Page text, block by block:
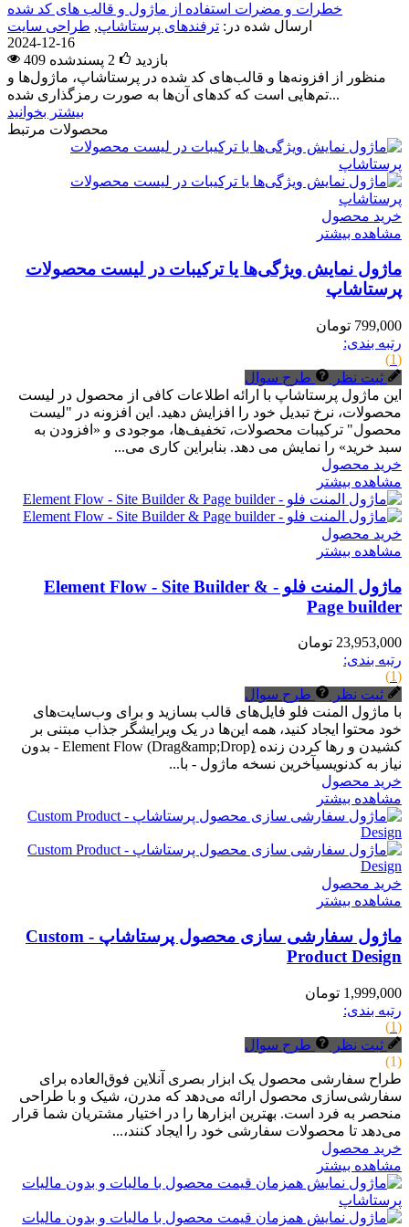
خطرات و مضرات استفاده از ماژول و قالب های کد شده
ارسال شده در: ترفندهای پرستاشاپ, طراحی سایت
2024-12-16
409 بازدید
2 پسندشده
منظور از افزونه‌ها و قالب‌های کد شده در پرستاشاپ، ماژول‌ها و
تم‌هایی است که کدهای آن‌ها به صورت رمزگذاری شده...
بیشتر بخوانید
محصولات مرتبط
خرید محصول
مشاهده بیشتر
ماژول نمایش ویژگی‌ها یا ترکیبات در لیست محصولات
پرستاشاپ
799,000 تومان
رتبه بندی:
(1)
ثبت نظر
طرح سوال
این ماژول پرستاشاپ با ارائه اطلاعات کافی از محصول در لیست
محصولات، نرخ تبدیل خود را افزایش دهید. این افزونه در "لیست
محصول" ترکیبات محصولات، تخفیف‌ها، موجودی و «افزودن به
سبد خرید» را نمایش می دهد. بنابراین کاری می...
خرید محصول
مشاهده بیشتر
خرید محصول
مشاهده بیشتر
ماژول المنت فلو - Element Flow - Site Builder &
Page builder
23,953,000 تومان
رتبه بندی:
(1)
ثبت نظر
طرح سوال
با ماژول المنت فلو فایل‌های قالب بسازید و برای وب‌سایت‌های
خود محتوا ایجاد کنید، همه این‌ها در یک ویرایشگر جذاب مبتنی بر
کشیدن و رها کردن زنده (ِDrag&amp;Drop) Element Flow - بدون
نیاز به کدنویسیآخرین نسخه ماژول - با...
خرید محصول
مشاهده بیشتر
خرید محصول
مشاهده بیشتر
ماژول سفارشی سازی محصول پرستاشاپ - Custom
Product Design
1,999,000 تومان
رتبه بندی:
(1)
ثبت نظر
طرح سوال
(1)
طراح سفارشی محصول یک ابزار بصری آنلاین فوق‌العاده برای
سفارشی‌سازی محصول ارائه می‌دهد که مدرن، شیک و با طراحی
منحصر به فرد است. بهترین ابزارها را در اختیار مشتریان شما قرار
می‌دهد تا محصولات سفارشی خود را ایجاد کنند،...
خرید محصول
مشاهده بیشتر